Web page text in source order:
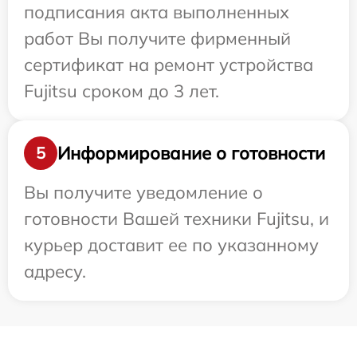
подписания акта выполненных
работ Вы получите фирменный
сертификат на ремонт устройства
Fujitsu сроком до 3 лет.
5
Информирование о готовности
Вы получите уведомление о
готовности Вашей техники Fujitsu, и
курьер доставит ее по указанному
адресу.